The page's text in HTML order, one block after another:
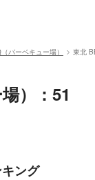
バーベキュー場） 東北
）：51
ング